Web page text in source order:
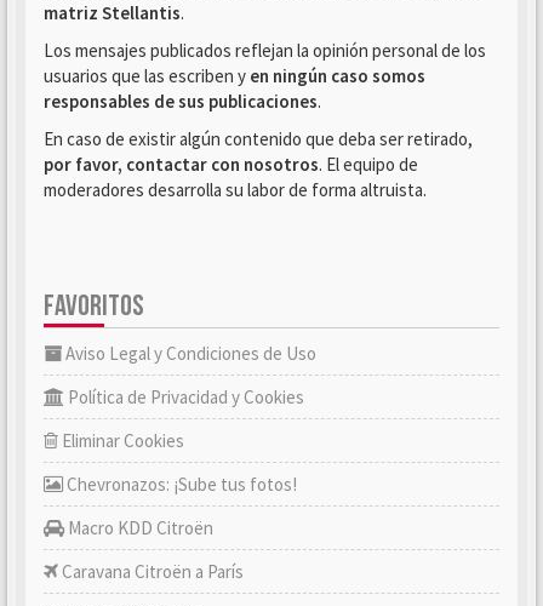
matriz Stellantis.
Los mensajes publicados reflejan la opinión personal de los
usuarios que las escriben y en ningún caso somos
responsables de sus publicaciones.
En caso de existir algún contenido que deba ser retirado,
por favor, contactar con nosotros. El equipo de
moderadores desarrolla su labor de forma altruista.
FAVORITOS
Aviso Legal y Condiciones de Uso
Política de Privacidad y Cookies
Eliminar Cookies
Chevronazos: ¡Sube tus fotos!
Macro KDD Citroën
Caravana Citroën a París